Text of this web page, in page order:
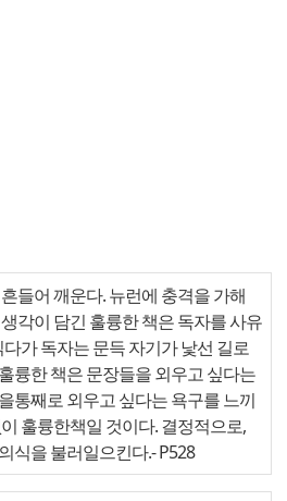
들어 깨운다. 뉴런에 충격을 가해
각이 담긴 훌륭한 책은 독자를 사유
가 독자는 문득 자기가 낯선 길로
륭한 책은 문장들을 외우고 싶다는
통째로 외우고 싶다는 욕구를 느끼
훌륭한책일 것이다. 결정적으로,
식을 불러일으킨다.- P528